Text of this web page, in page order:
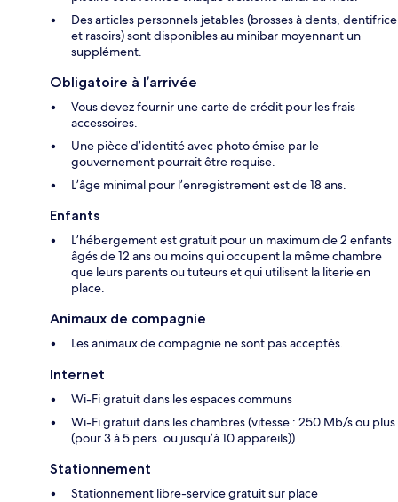
Des articles personnels jetables (brosses à dents, dentifrice
et rasoirs) sont disponibles au minibar moyennant un
supplément.
Obligatoire à l’arrivée
Vous devez fournir une carte de crédit pour les frais
accessoires.
Une pièce d’identité avec photo émise par le
gouvernement pourrait être requise.
L’âge minimal pour l’enregistrement est de 18 ans.
Enfants
L’hébergement est gratuit pour un maximum de 2 enfants
âgés de 12 ans ou moins qui occupent la même chambre
que leurs parents ou tuteurs et qui utilisent la literie en
place.
Animaux de compagnie
Les animaux de compagnie ne sont pas acceptés.
Internet
Wi-Fi gratuit dans les espaces communs
Wi-Fi gratuit dans les chambres (vitesse : 250 Mb/s ou plus
(pour 3 à 5 pers. ou jusqu’à 10 appareils))
Stationnement
Stationnement libre-service gratuit sur place